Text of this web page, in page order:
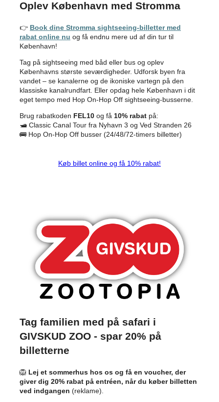
Oplev København med Stromma
👉 Book dine Stromma sightseeing-billetter med
rabat online nu og få endnu mere ud af din tur til
København!
Tag på sightseeing med båd eller bus og oplev
Københavns største seværdigheder. Udforsk byen fra
vandet – se kanalerne og de ikoniske vartegn på den
klassiske kanalrundfart. Eller opdag hele København i dit
eget tempo med Hop On-Hop Off sightseeing-busserne.
Brug rabatkoden FEL10 og få 10% rabat på:
🛥️ Classic Canal Tour fra Nyhavn 3 og Ved Stranden 26
🚌 Hop On-Hop Off busser (24/48/72-timers billetter)
Køb billet online og få 10% rabat!
Tag familien med på safari i
GIVSKUD ZOO - spar 20% på
billetterne
🦁 Lej et sommerhus hos os og få en voucher, der
giver dig 20% rabat på entréen, når du køber billetten
ved indgangen (reklame).